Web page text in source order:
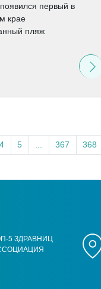
первый в
крае
пляж
4 5 367 368
5 ЗДРАВНИЦ